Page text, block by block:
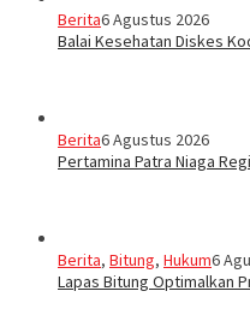
Berita6 Agustus 2026
Balai Kesehatan Diskes
Berita6 Agustus 2026
Pertamina Patra Niaga
Berita, Bitung, Hukum6
Lapas Bitung Optimalkan